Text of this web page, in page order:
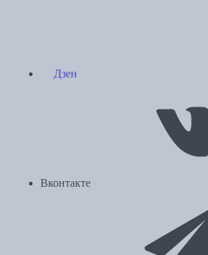
Дзен
Вконтакте